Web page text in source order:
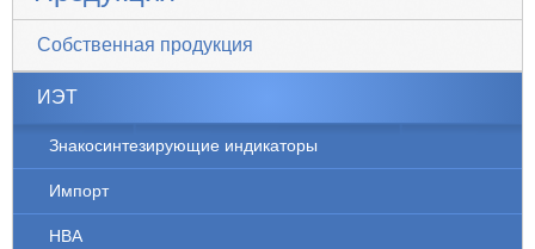
Собственная продукция
ИЭТ
Знакосинтезирующие индикаторы
Импорт
НВА